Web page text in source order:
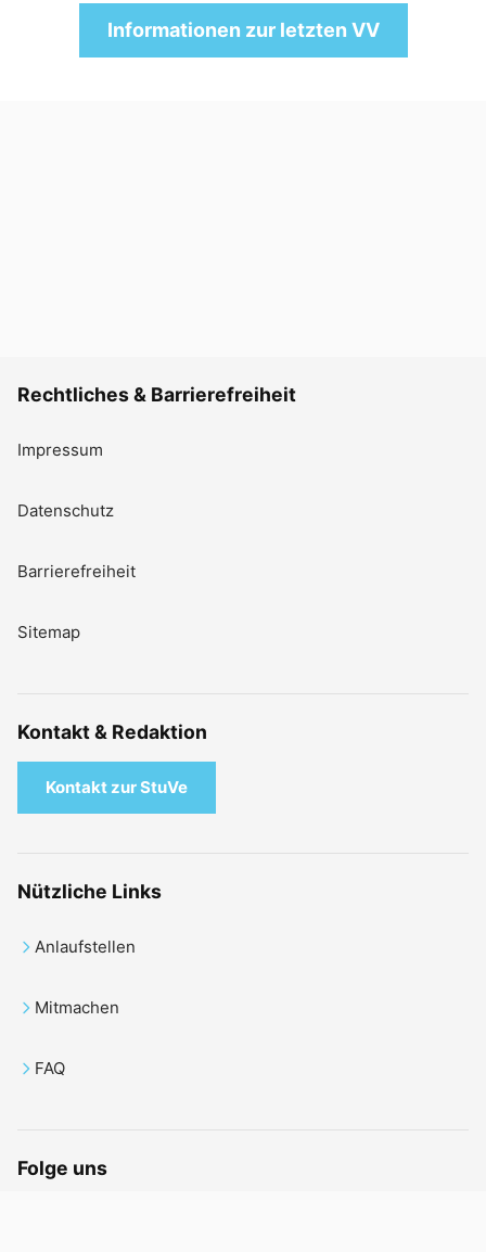
Informationen zur letzten VV
Rechtliches & Barrierefreiheit
Impressum
Datenschutz
Barrierefreiheit
Sitemap
Kontakt & Redaktion
Kontakt zur StuVe
Nützliche Links
Anlaufstellen
Mitmachen
FAQ
Folge uns